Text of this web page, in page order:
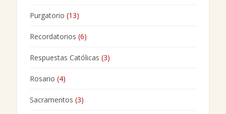
Purgatorio (13)
Recordatorios (6)
Respuestas Católicas (3)
Rosario (4)
Sacramentos (3)